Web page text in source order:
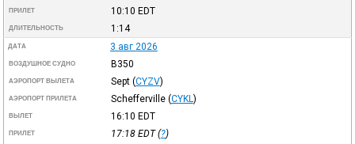
ПРИЛЕТ 10:10 EDT
ДЛИТЕЛЬНОСТЬ 1:14
ДАТА 3 авг 2026
ВОЗДУШНОЕ СУДНО B350
АЭРОПОРТ ВЫЛЕТА Sept (CYZV)
АЭРОПОРТ ПРИЛЕТА Schefferville (CYKL )
ВЫЛЕТ 16:10 EDT
ПРИЛЕТ 17:18 EDT(?)